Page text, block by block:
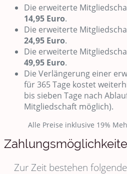
Die erweiterte
14,95 Euro.
Die erweiterte
24,95 Euro.
Die erweiterte
49,95 Euro.
Die Verlängerung einer
für 365 Tage kostet
bis sieben Tage nach
Mitgliedschaft möglich).
Alle Preise inklusive 19%
Zur Zeit bestehen